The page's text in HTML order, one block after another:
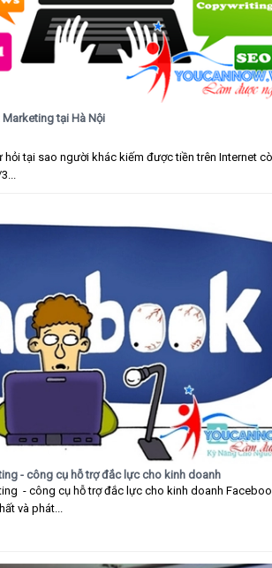
tại Hà Nội
tại sao người khác kiếm được tiền trên Internet
- công cụ hỗ trợ đắc lực cho kinh doanh
- công cụ hỗ trợ đắc lực cho kinh doanh
và phát...